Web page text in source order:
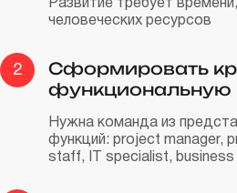
Развитие требует
человеческих ресурсов
2
Сформировать
функциональную
Нужна команда из
функций: project manager,
staff, IT specialist, business